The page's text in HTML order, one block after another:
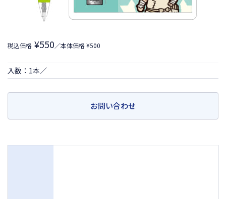
税込価格 ¥550／本体価格 ¥500
入数：1本／
お問い合わせ